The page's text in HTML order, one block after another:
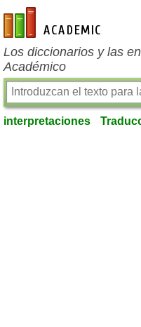
es-academic.com
Los diccionarios y las
Académico
interpretaciones